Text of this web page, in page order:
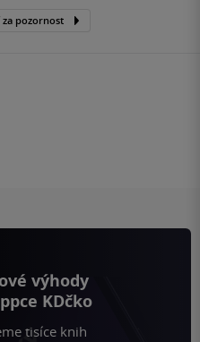
pozornost
výhody
KDčko
tisíce knih